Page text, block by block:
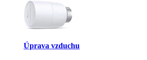
Úprava vzduchu